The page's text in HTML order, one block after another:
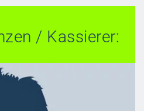
/ Kassierer: